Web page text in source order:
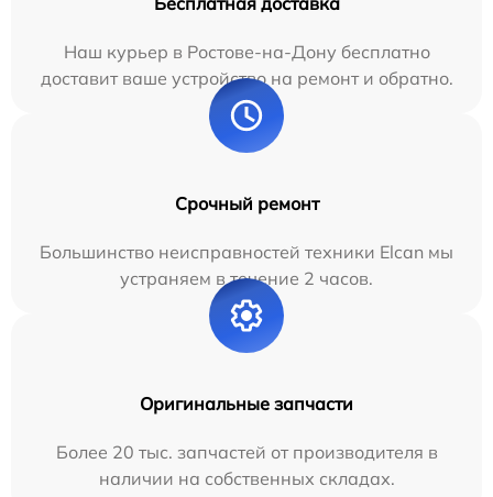
Наш курьер в Ростове-на-Дону бесплатно
доставит ваше устройство на ремонт и обратно.
Срочный ремонт
Большинство неисправностей техники Elcan мы
устраняем в течение 2 часов.
Оригинальные запчасти
Более 20 тыс. запчастей от производителя в
наличии на собственных складах.